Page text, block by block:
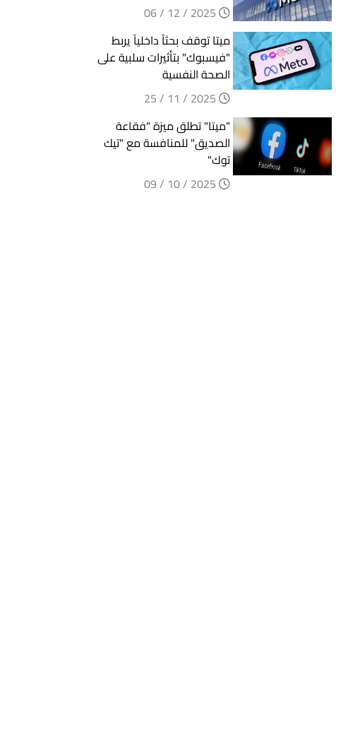
ميتا توقف بحثاً داخلياً يربط
"فيسبوك" بتأثيرات سلبية على
الصحة النفسية
"ميتا" تطلق ميزة "فقاعة
الصديق" للمنافسة مع "تيك
توك"